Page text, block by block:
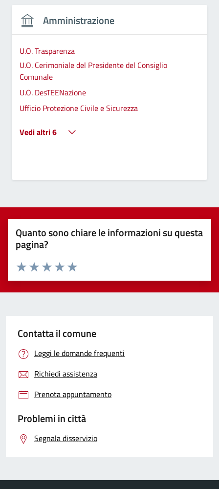
Amministrazione
U.O. Trasparenza
U.O. Cerimoniale del Presidente del Consiglio
Comunale
U.O. DesTEENazione
Ufficio Protezione Civile e Sicurezza
Vedi altri 6
Quanto sono chiare le informazioni su questa
pagina?
Valuta 5 stelle su 5
Valuta 4 stelle su 5
Valuta 3 stelle su 5
Valuta 2 stelle su 5
Valuta 1 stelle su 5
Contatta il comune
Leggi le domande frequenti
Richiedi assistenza
Prenota appuntamento
Problemi in città
Segnala disservizio